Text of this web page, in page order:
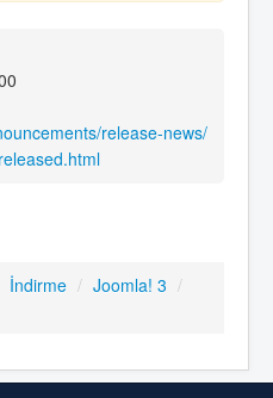
release-news/
İndirme / Joomla! 3 /